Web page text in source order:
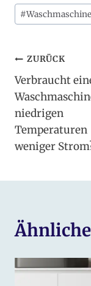
Schlagworte:
#Waschmaschine
ZURÜCK
Verbraucht
niedrigen
Temperaturen
weniger